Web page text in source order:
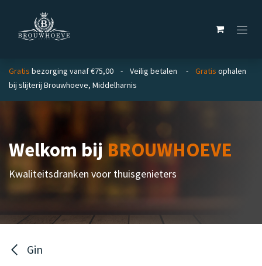
Gratis bezorging vanaf €75,00 - Veilig betalen - Gratis ophalen
bij slijterij Brouwhoeve, Middelharnis
Welkom bijBROUWHOEVE
Kwaliteitsdranken voor thuisgenieters
Gin